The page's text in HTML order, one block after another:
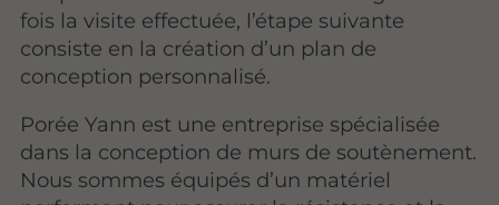
fois la visite effectuée, l’étape suivante
consiste en la création d’un plan de
conception personnalisé.
Porée Yann est une entreprise spécialisée
dans la conception de murs de soutènement.
Nous sommes équipés d’un matériel